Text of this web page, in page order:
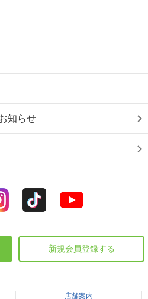
知らせ
新規会員登録する
店舗案内